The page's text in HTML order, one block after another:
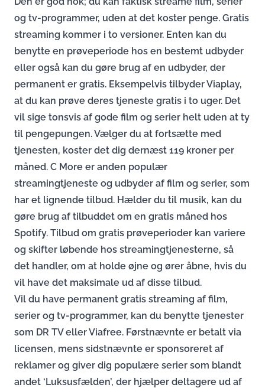
og tv-programmer, uden at det koster penge. Gratis
streaming kommer i to versioner. Enten kan du
benytte en prøveperiode hos en bestemt udbyder
eller også kan du gøre brug af en udbyder, der
permanent er gratis. Eksempelvis tilbyder Viaplay,
at du kan prøve deres tjeneste gratis i to uger. Det
vil sige tonsvis af gode film og serier helt uden at ty
til pengepungen. Vælger du at fortsætte med
tjenesten, koster det dig dernæst 119 kroner per
måned. C More er anden populær
streamingtjeneste og udbyder af film og serier, som
har et lignende tilbud. Hælder du til musik, kan du
gøre brug af tilbuddet om en gratis måned hos
Spotify. Tilbud om gratis prøveperioder kan variere
og skifter løbende hos streamingtjenesterne, så
det handler, om at holde øjne og ører åbne, hvis du
vil have det maksimale ud af disse tilbud.
Vil du have permanent gratis streaming af film,
serier og tv-programmer, kan du benytte tjenester
som DR TV eller Viafree. Førstnævnte er betalt via
licensen, mens sidstnævnte er sponsoreret af
reklamer og giver dig populære serier som blandt
andet ‘Luksusfælden’, der hjælper deltagere ud af